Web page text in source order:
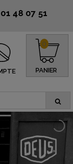
01 48 07 51
PANIER
0